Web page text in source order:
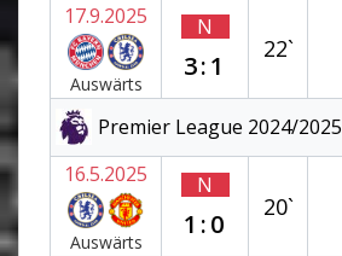
17.9.2025
Auswärts
N
3:1
22`
Premier League 2024/2025
16.5.2025
Auswärts
N
1:0
20`